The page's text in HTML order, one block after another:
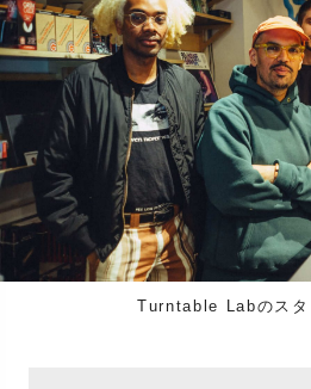
Turntable Labのスタ